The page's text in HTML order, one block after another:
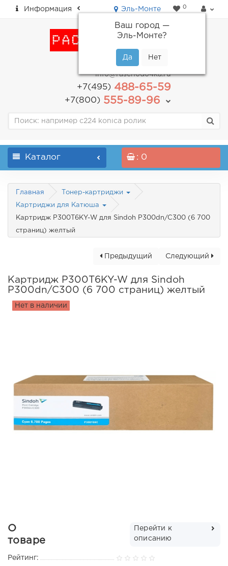
Информация Эль-Монте
Ваш город —
Эль-Монте?
0
пн-пт: с 9.00 до 18.00
info@raschodo4ka.ru
+7(495)488-65-59
+7(800)555-89-96
Каталог : 0
Главная Тонер-картриджи
Картриджи для Катюша
Картридж P300T6KY-W для Sindoh P300dn/C300 (6 700
страниц) желтый
Следующий
Предыдущий
Картридж P300T6KY-W для Sindoh
P300dn/C300 (6 700 страниц) желтый
Нет в наличии
О
товаре
Перейти к
описанию
Рейтинг: